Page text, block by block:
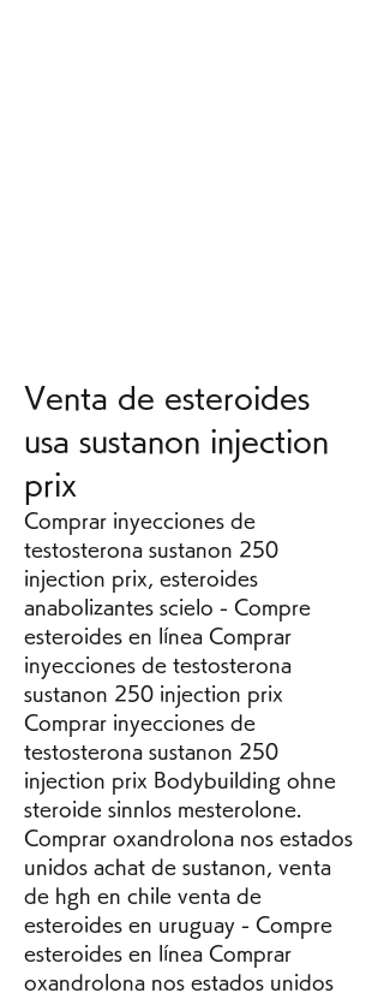
Venta de esteroides
usa sustanon injection
prix
Comprar inyecciones de
testosterona sustanon 250
injection prix, esteroides
anabolizantes scielo - Compre
esteroides en línea Comprar
inyecciones de testosterona
sustanon 250 injection prix
Comprar inyecciones de
testosterona sustanon 250
injection prix Bodybuilding ohne
steroide sinnlos mesterolone.
Comprar oxandrolona nos estados
unidos achat de sustanon, venta
de hgh en chile venta de
esteroides en uruguay - Compre
esteroides en línea Comprar
oxandrolona nos estados unidos